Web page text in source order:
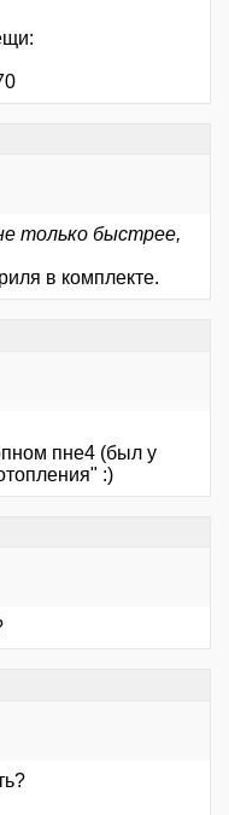
только быстрее,
в комплекте.
пне4 (был у
:)